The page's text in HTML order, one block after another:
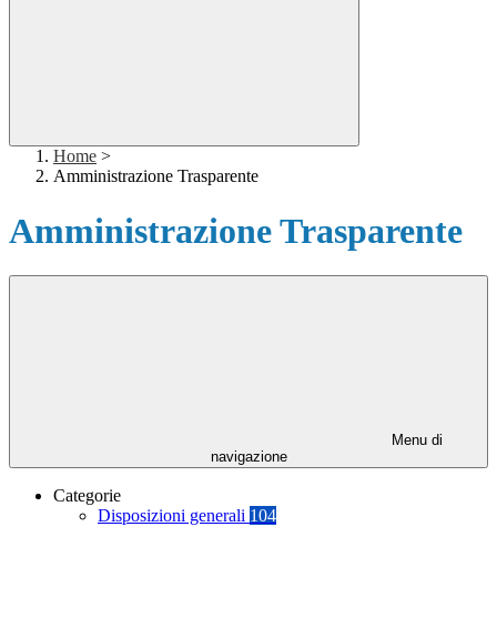
Home >
Amministrazione Trasparente
Amministrazione Trasparente
Menu di
navigazione
Categorie
Disposizioni generali 104